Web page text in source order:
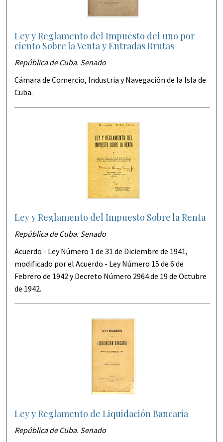
Ley y Reglamento del Impuesto del uno por
ciento Sobre la Venta y Entradas Brutas
República de Cuba. Senado
Cámara de Comercio, Industria y Navegación de la Isla de
Cuba.
Ley y Reglamento del Impuesto Sobre la Renta
República de Cuba. Senado
Acuerdo - Ley Número 1 de 31 de Diciembre de 1941,
modificado por el Acuerdo - Ley Número 15 de 6 de
Febrero de 1942 y Decreto Número 2964 de 19 de Octubre
de 1942.
Ley y Reglamento de Liquidación Bancaria
República de Cuba. Senado